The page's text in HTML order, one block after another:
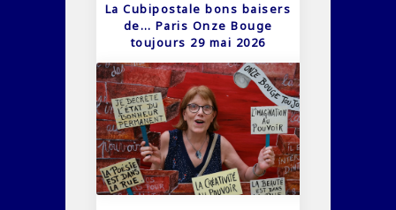
La Cubipostale bons baisers
de… Paris Onze Bouge
toujours 29 mai 2026